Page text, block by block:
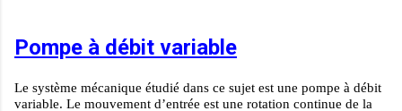
Pompe à débit variable
Le système mécanique étudié dans ce sujet est une pompe à débit
variable. Le mouvement d’entrée est une rotation continue de la